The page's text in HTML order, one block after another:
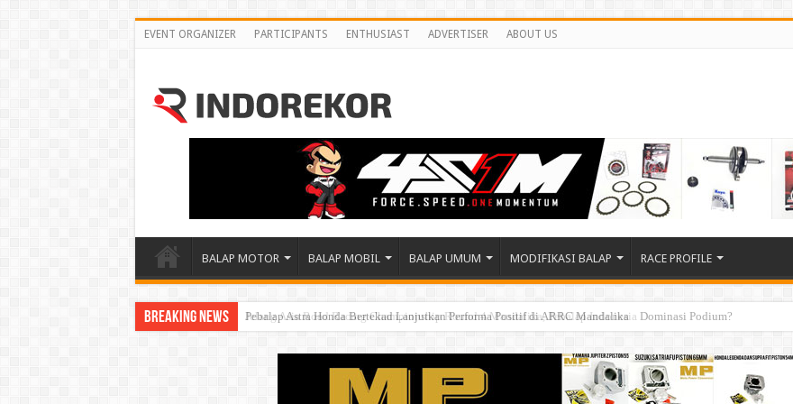
EVENT ORGANIZER PARTICIPANTS ENTHUSIAST ADVERTISER ABOUT US
BALAP MOTOR BALAP MOBIL BALAP UMUM MODIFIKASI BALAP RACE PROFILE
Breaking News Jelang Asia Road Racing Championship Round 4 Mandalika, Pebalap Indonesia Dominasi Podium?